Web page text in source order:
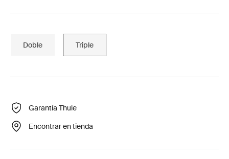
Doble Triple
Garantía Thule
Encontrar en tienda